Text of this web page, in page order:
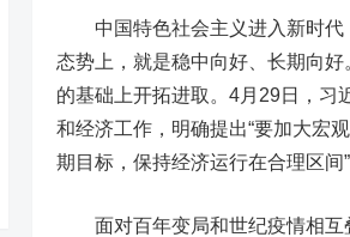
中国特色社会主义进入新时代
态势上，就是稳中向好、长期向
的基础上开拓进取。4月29日，习
和经济工作，明确提出“要加大宏
期目标，保持经济运行在合理区间
面对百年变局和世纪疫情相互